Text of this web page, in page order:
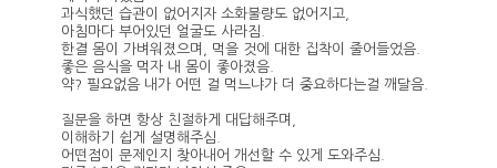
과식했던 습관이 없어지자 소화불량도 없어지고,
아침마다 부어있던 얼굴도 사라짐.
한결 몸이 가벼워졌으며, 먹을 것에 대한 집착이 줄어들었음.
좋은 음식을 먹자 내 몸이 좋아졌음.
약? 필요없음 내가 어떤 걸 먹느냐가 더 중요하다는걸 깨달음.
질문을 하면 항상 친절하게 대답해주며,
이해하기 쉽게 설명해주심.
어떤점이 문제인지 찾아내어 개선할 수 있게 도와주심.